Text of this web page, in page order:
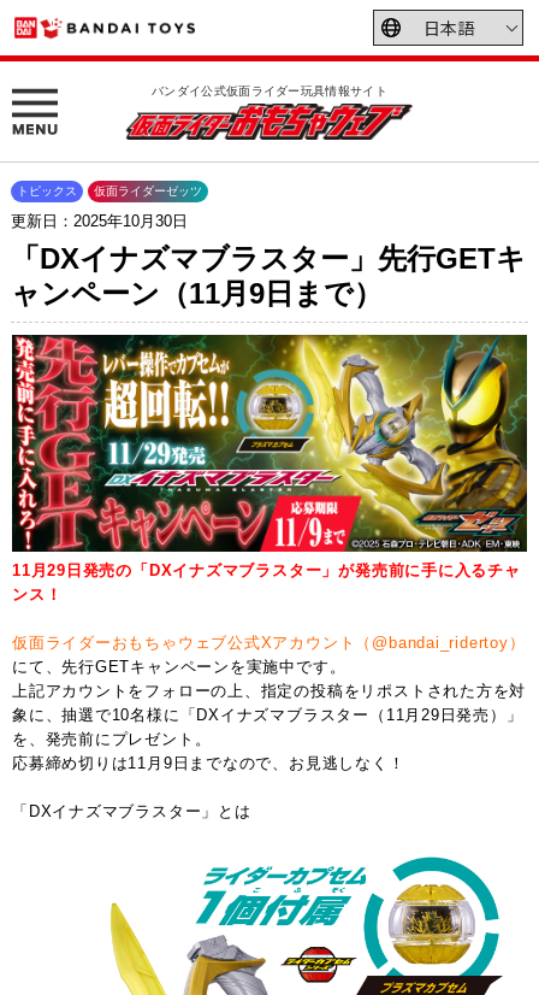
バンダイ公式仮面ライダー玩具情報サイト
更新日：2025年10月30日
トピックス 仮面ライダーゼッツ
「DXイナズマブラスター」先行GETキ
ャンペーン（11月9日まで）
11月29日発売の「DXイナズマブラスター」が発売前に手に入るチャ
ンス！
仮面ライダーおもちゃウェブ公式Xアカウント（@bandai_ridertoy）
にて、先行GETキャンペーンを実施中です。
上記アカウントをフォローの上、指定の投稿をリポストされた方を対
象に、抽選で10名様に「DXイナズマブラスター（11月29日発売）」
を、発売前にプレゼント。
応募締め切りは11月9日までなので、お見逃しなく！
「DXイナズマブラスター」とは